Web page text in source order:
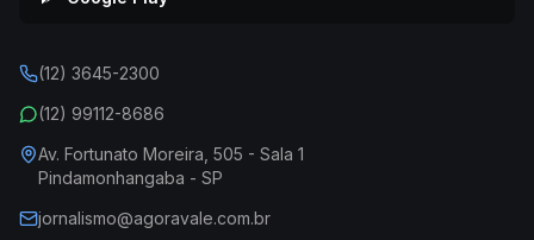
(12) 3645-2300
(12) 99112-8686
Av. Fortunato Moreira, 505 - Sala 1
Pindamonhangaba - SP
jornalismo@agoravale.com.br